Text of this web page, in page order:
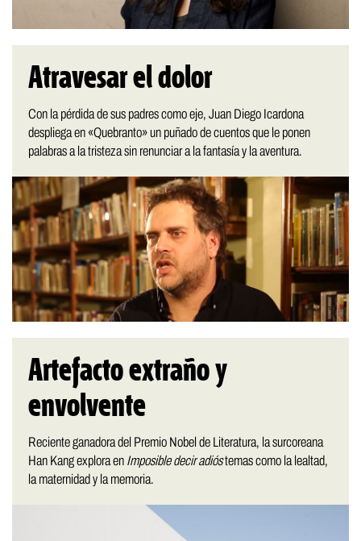
Atravesar el dolor
Con la pérdida de sus padres como eje, Juan Diego Icardona
despliega en «Quebranto» un puñado de cuentos que le ponen
palabras a la tristeza sin renunciar a la fantasía y la aventura.
Artefacto extraño y
envolvente
Reciente ganadora del Premio Nobel de Literatura, la surcoreana
Han Kang explora en Imposible decir adióstemas como la lealtad,
la maternidad y la memoria.